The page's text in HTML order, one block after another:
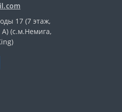
17 (7 этаж,
(с.м.Немига,